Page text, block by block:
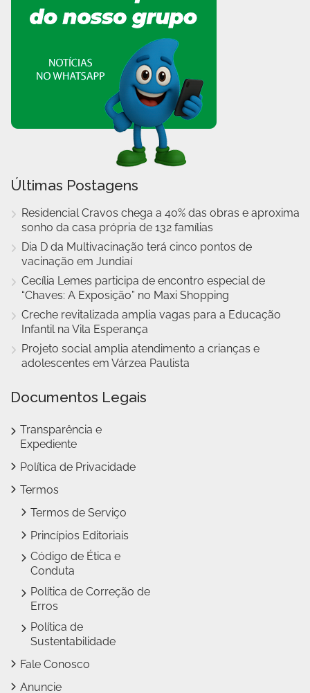
Últimas Postagens
Residencial Cravos chega a 40% das obras e aproxima
sonho da casa própria de 132 famílias
Dia D da Multivacinação terá cinco pontos de
vacinação em Jundiaí
Cecília Lemes participa de encontro especial de
“Chaves: A Exposição” no Maxi Shopping
Creche revitalizada amplia vagas para a Educação
Infantil na Vila Esperança
Projeto social amplia atendimento a crianças e
adolescentes em Várzea Paulista
Documentos Legais
Transparência e
Expediente
Política de Privacidade
Termos
Termos de Serviço
Princípios Editoriais
Código de Ética e
Conduta
Política de Correção de
Erros
Política de
Sustentabilidade
Fale Conosco
Anuncie